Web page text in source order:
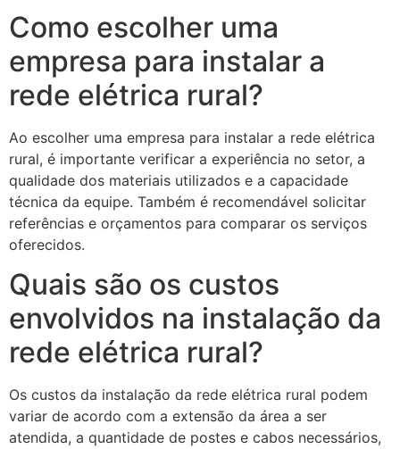
Como escolher uma
empresa para instalar a
rede elétrica rural?
Ao escolher uma empresa para instalar a rede elétrica
rural, é importante verificar a experiência no setor, a
qualidade dos materiais utilizados e a capacidade
técnica da equipe. Também é recomendável solicitar
referências e orçamentos para comparar os serviços
oferecidos.
Quais são os custos
envolvidos na instalação da
rede elétrica rural?
Os custos da instalação da rede elétrica rural podem
variar de acordo com a extensão da área a ser
atendida, a quantidade de postes e cabos necessários,